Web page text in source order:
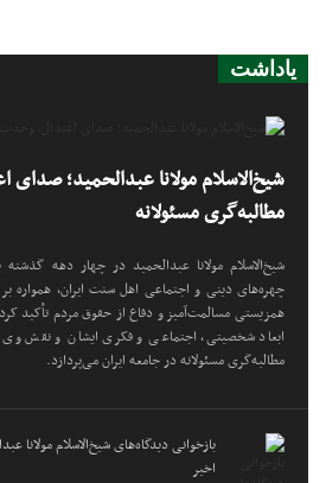
یاداشت
شیخ‌الاسلام مولانا عبدالحمید؛
مطالبه‌گری مسئولانه
شیخ‌الاسلام مولانا عبدالحمید در چهار دهه گذشته
چهره‌های دینی و اجتماعی اهل سنت ایران، همواره
همزیستی مسالمت‌آمیز و دفاع از حقوق مردم تأکید
ابعاد شخصیتی، اجتماعی و فکری ایشان و نقش وی
مطالبه‌گری مسئولانه در جامعه ایران می‌پردازد.
بازخوانی دیدگاه‌های شیخ‌الاسلام مولانا
اخیر